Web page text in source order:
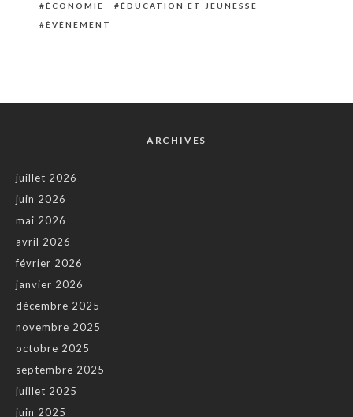
ÉCONOMIE
ÉDUCATION ET JEUNESSE
ÉVÈNEMENT
ARCHIVES
juillet 2026
juin 2026
mai 2026
avril 2026
février 2026
janvier 2026
décembre 2025
novembre 2025
octobre 2025
septembre 2025
juillet 2025
juin 2025